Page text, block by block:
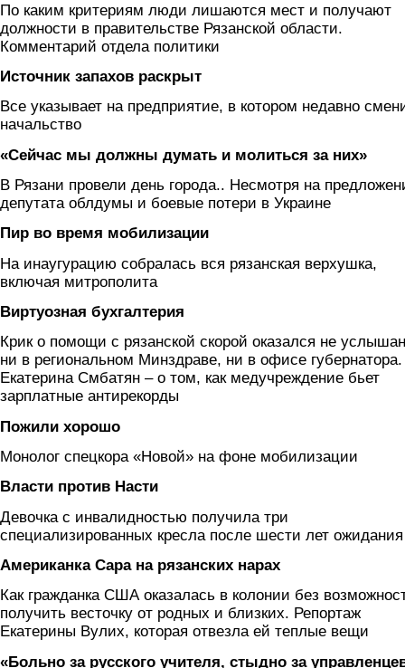
По каким критериям люди лишаются мест и получают
должности в правительстве Рязанской области.
Комментарий отдела политики
Источник запахов раскрыт
Все указывает на предприятие, в котором недавно
начальство
«Сейчас мы должны думать и молиться за них»
В Рязани провели день города.. Несмотря на
депутата облдумы и боевые потери в Украине
Пир во время мобилизации
На инаугурацию собралась вся рязанская верхушка,
включая митрополита
Виртуозная бухгалтерия
Крик о помощи с рязанской скорой оказался не
ни в региональном Минздраве, ни в офисе губернатора.
Екатерина Смбатян – о том, как медучреждение бьет
зарплатные антирекорды
Пожили хорошо
Монолог спецкора «Новой» на фоне мобилизации
Власти против Насти
Девочка с инвалидностью получила три
специализированных кресла после шести лет ожидания
Американка Сара на рязанских нарах
Как гражданка США оказалась в колонии без
получить весточку от родных и близких. Репортаж
Екатерины Вулих, которая отвезла ей теплые вещи
«Больно за русского учителя, стыдно за